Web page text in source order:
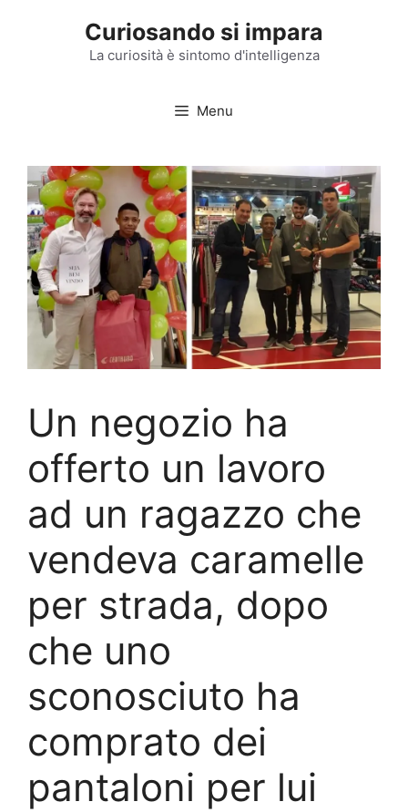
Curiosando si impara
La curiosità è sintomo d'intelligenza
Menu
Un negozio ha
offerto un lavoro
ad un ragazzo che
vendeva caramelle
per strada, dopo
che uno
sconosciuto ha
comprato dei
pantaloni per lui